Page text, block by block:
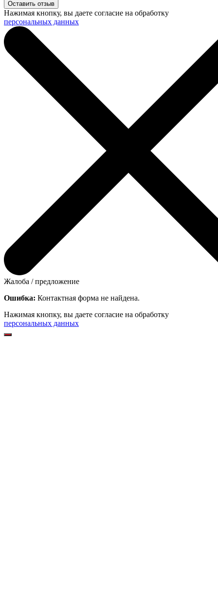
Нажимая кнопку, вы даете согласие на обработку
персональных данных
Жалоба / предложение
Ошибка: Контактная форма не найдена.
Нажимая кнопку, вы даете согласие на обработку
персональных данных